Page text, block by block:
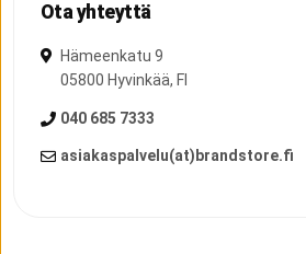
Ota yhteyttä
Hämeenkatu 9
05800 Hyvinkää, FI
040 685 7333
asiakaspalvelu(at)brandstore.fi